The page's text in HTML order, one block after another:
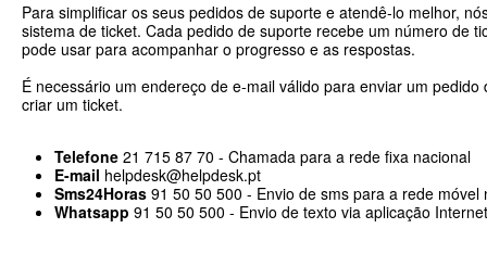
Para simplificar os seus pedidos de suporte e atendê-lo melhor,
sistema de ticket. Cada pedido de suporte recebe um número de
pode usar para acompanhar o progresso e as respostas.
É necessário um endereço de e-mail válido para enviar um pedido
criar um ticket.
Telefone 21 715 87 70 - Chamada para a rede fixa nacional
E-mail helpdesk@helpdesk.pt
Sms24Horas 91 50 50 500 - Envio de sms para a rede móvel
Whatsapp 91 50 50 500 - Envio de texto via aplicação Internet